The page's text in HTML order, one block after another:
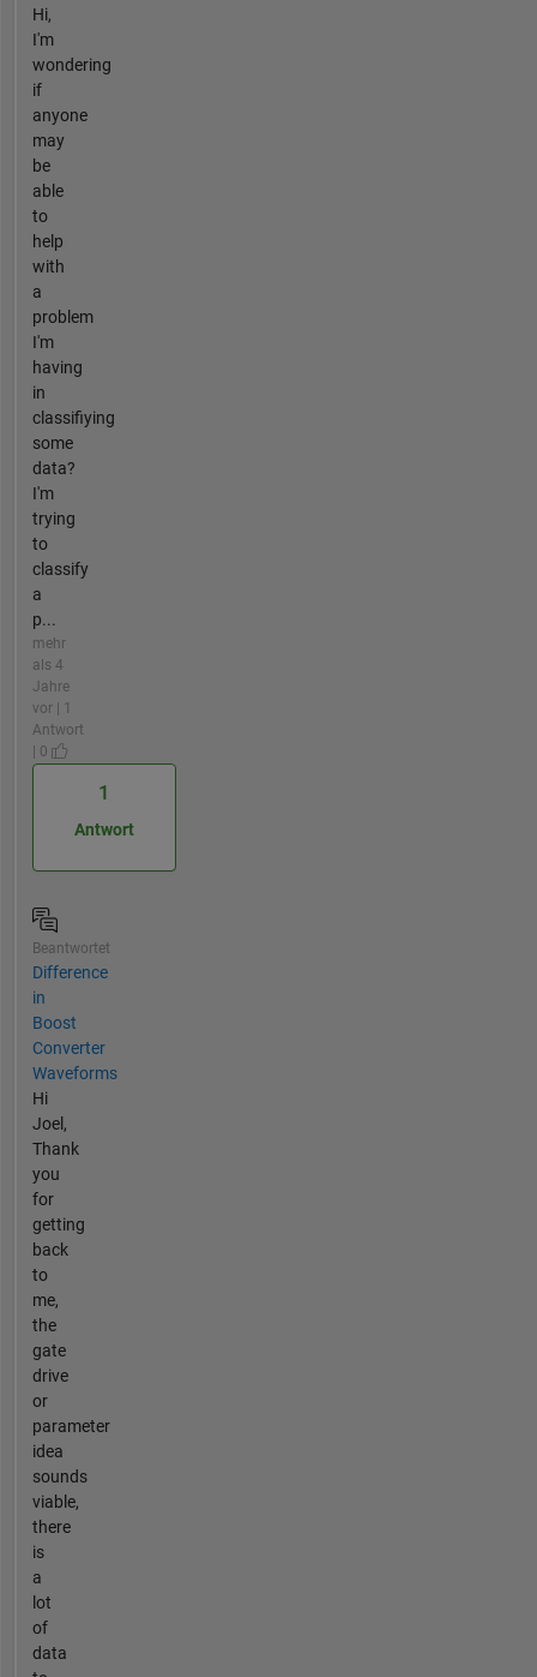
Hi,
I'm
wondering
if
anyone
may
be
able
to
help
with
a
problem
I'm
having
in
classifiying
some
data?
I'm
trying
to
classify
a
p...
mehr
als 4
Jahre
vor | 1
Antwort
| 0
1
Antwort
Beantwortet
Difference
in
Boost
Converter
Waveforms
Hi
Joel,
Thank
you
for
getting
back
to
me,
the
gate
drive
or
parameter
idea
sounds
viable,
there
is
a
lot
of
data